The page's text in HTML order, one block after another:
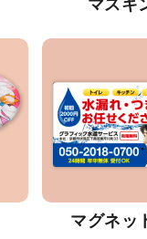
マスキ
マグネッ